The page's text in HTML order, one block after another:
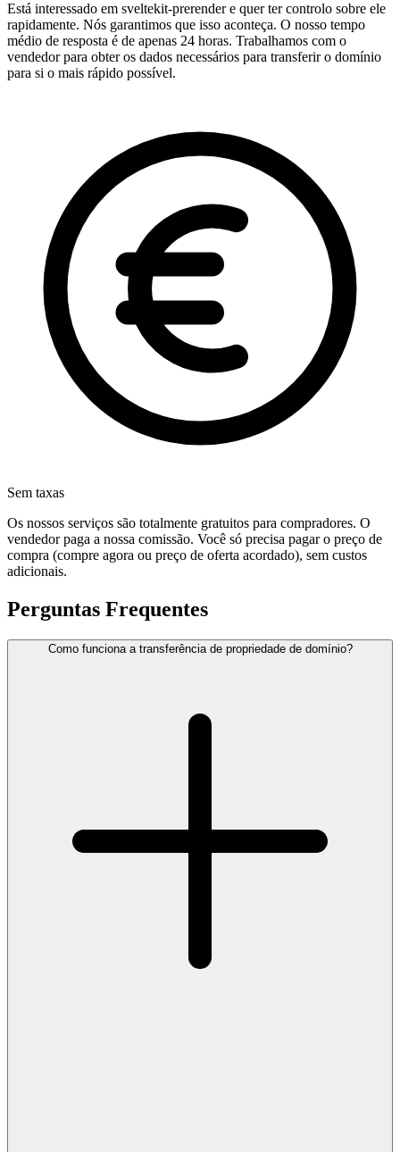
Está interessado em sveltekit-prerender e quer ter controlo sobre ele
rapidamente. Nós garantimos que isso aconteça. O nosso tempo
médio de resposta é de apenas 24 horas. Trabalhamos com o
vendedor para obter os dados necessários para transferir o domínio
para si o mais rápido possível.
Sem taxas
Os nossos serviços são totalmente gratuitos para compradores. O
vendedor paga a nossa comissão. Você só precisa pagar o preço de
compra (compre agora ou preço de oferta acordado), sem custos
adicionais.
Perguntas Frequentes
Como funciona a transferência de propriedade de domínio?